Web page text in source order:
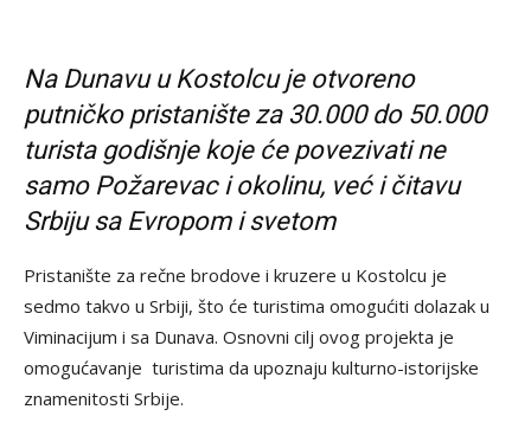
Na Dunavu u Kostolcu je otvoreno
putničko pristanište za 30.000 do 50.000
turista godišnje koje će povezivati ne
samo Požarevac i okolinu, već i čitavu
Srbiju sa Evropom i svetom
Pristanište za rečne brodove i kruzere u Kostolcu je
sedmo takvo u Srbiji, što će turistima omogućiti dolazak u
Viminacijum i sa Dunava. Osnovni cilj ovog projekta je
omogućavanje turistima da upoznaju kulturno-istorijske
znamenitosti Srbije.